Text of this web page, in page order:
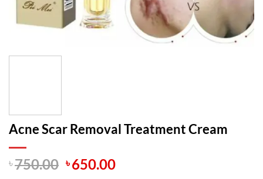
Acne Scar Removal Treatment Cream
৳750.00 Original
৳650.00Current